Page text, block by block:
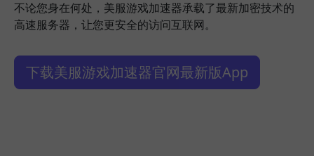
不论您身在何处，美服游戏加速器承载了最新加密技术的
高速服务器，让您更安全的访问互联网。
下载美服游戏加速器官网最新版App